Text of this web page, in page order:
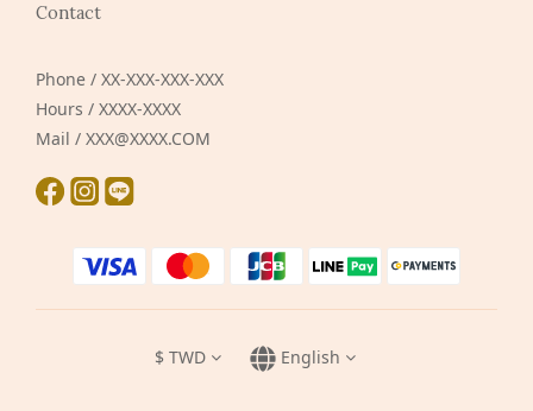
Contact
Phone / XX-XXX-XXX-XXX
Hours / XXXX-XXXX
Mail / XXX@XXXX.COM
$ TWD English